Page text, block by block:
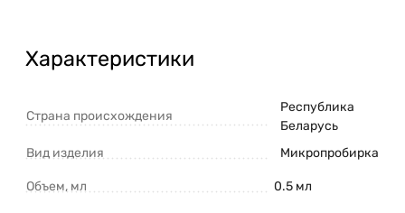
Характеристики
Страна происхождения
Республика
Беларусь
Вид изделия
Микропробирка
Объем, мл 0.5 мл